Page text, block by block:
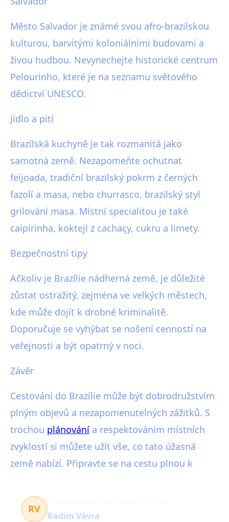
Město Salvador je známé svou afro-brazilskou
kulturou, barvitými koloniálními budovami a
živou hudbou. Nevynechejte historické centrum
Pelourinho, které je na seznamu světového
dědictví UNESCO.
Jídlo a pití
Brazílská kuchyně je tak rozmanitá jako
samotná země. Nezapomeňte ochutnat
feijoada, tradiční brazilský pokrm z černých
fazolí a masa, nebo churrasco, brazilský styl
grilování masa. Místní specialitou je také
caipirinha, koktejl z cachaçy, cukru a limety.
Bezpečnostní tipy
Ačkoliv je Brazílie nádherná země, je důležité
zůstat ostražitý, zejména ve velkých městech,
kde může dojít k drobné kriminalitě.
Doporučuje se vyhýbat se nošení cenností na
veřejnosti a být opatrný v noci.
Závěr
Cestování do Brazílie může být dobrodružstvím
plným objevů a nezapomenutelných zážitků. S
trochou plánování a respektováním místních
zvyklostí si můžete užít vše, co tato úžasná
země nabízí. Připravte se na cestu plnou k
RV
Radim Vávra